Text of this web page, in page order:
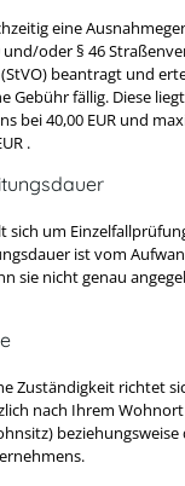
eine
und/oder § 46
beantragt und
Gebühr fällig. Diese liegt
bei 40,00 EUR und
.
sich um
ist vom
sie nicht genau
Zuständigkeit richtet
nach Ihrem Wohnort
beziehungsweise